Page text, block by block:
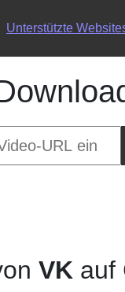
Unterstützte
VK auf